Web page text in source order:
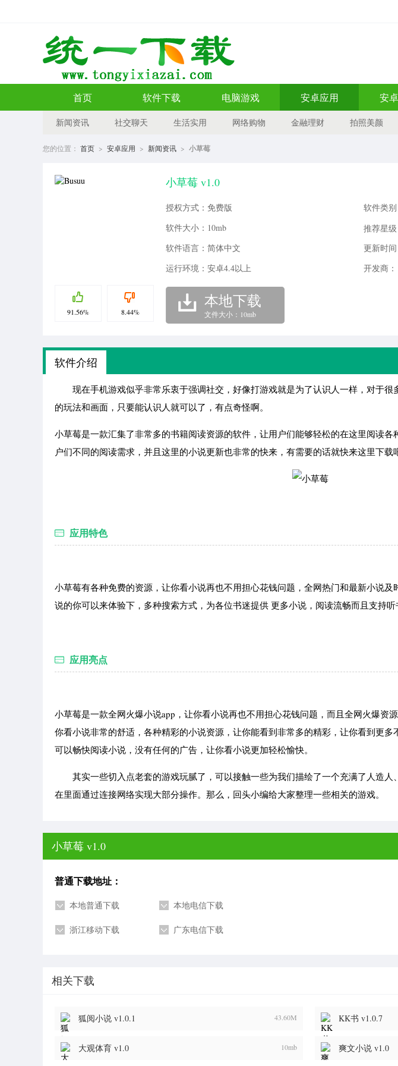
首页 软件下载 电脑游戏 安卓应用 安
新闻资讯 社交聊天 生活实用 网络购物 金融理财 拍照美颜
您的位置： 首页 > 安卓应用 > 新闻资讯 > 小草莓
91.56% 8.44%
小草莓 v1.0
授权方式：免费版
软件类
软件大小：10mb
推荐星级
软件语言：简体中文
更新时间
运行环境：安卓4.4以上
开发商：
本地下载
文件大小：10mb
软件介绍
现在手机游戏似乎非常乐衷于强调社交，好像打游戏就是为了认识人一样，对于很
的玩法和画面，只要能认识人就可以了，有点奇怪啊。
小草莓是一款汇集了非常多的书籍阅读资源的软件，让用户们能够轻松的在这里阅读
户们不同的阅读需求，并且这里的小说更新也非常的快来，有需要的话就快来这里下载
应用特色
小草莓有各种免费的资源，让你看小说再也不用担心花钱问题，全网热门和最新小说
说的你可以来体验下，多种搜索方式，为各位书迷提供 更多小说，阅读流畅而且支持听
应用亮点
小草莓是一款全网火爆小说app，让你看小说再也不用担心花钱问题，而且全网火爆资
你看小说非常的舒适，各种精彩的小说资源，让你能看到非常多的精彩，让你看到更
可以畅快阅读小说，没有任何的广告，让你看小说更加轻松愉快。
其实一些切入点老套的游戏玩腻了，可以接触一些为我们描绘了一个充满了人造人
在里面通过连接网络实现大部分操作。那么，回头小编给大家整理一些相关的游戏。
小草莓 v1.0
普通下载地址：
本地普通下载 本地电信下载
浙江移动下载 广东电信下载
相关下载
狐阅小说 v1.0.1 43.60M KK书 v1.0.7
大观体育 v1.0 10mb 爽文小说 v1.0